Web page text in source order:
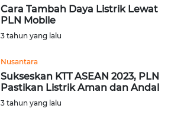
Cara Tambah Daya Listrik Lewat
PLN Mobile
3 tahun yang lalu
Nusantara
Sukseskan KTT ASEAN 2023, PLN
Pastikan Listrik Aman dan Andal
3 tahun yang lalu